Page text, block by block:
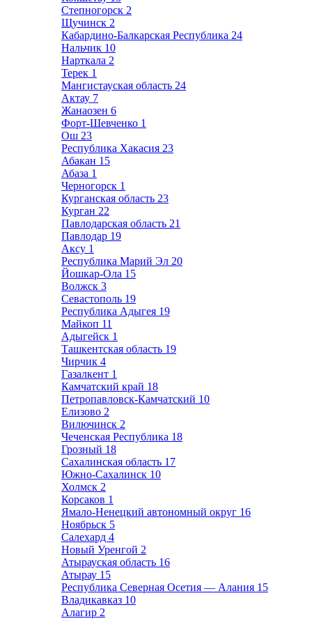
Степногорск 2
Щучинск 2
Кабардино-Балкарская Республика 24
Нальчик 10
Нарткала 2
Терек 1
Мангистауская область 24
Актау 7
Жанаозен 6
Форт-Шевченко 1
Ош 23
Республика Хакасия 23
Абакан 15
Абаза 1
Черногорск 1
Курганская область 23
Курган 22
Павлодарская область 21
Павлодар 19
Аксу 1
Республика Марий Эл 20
Йошкар-Ола 15
Волжск 3
Севастополь 19
Республика Адыгея 19
Майкоп 11
Адыгейск 1
Ташкентская область 19
Чирчик 4
Газалкент 1
Камчатский край 18
Петропавловск-Камчатский 10
Елизово 2
Вилючинск 2
Чеченская Республика 18
Грозный 18
Сахалинская область 17
Южно-Сахалинск 10
Холмск 2
Корсаков 1
Ямало-Ненецкий автономный округ 16
Ноябрьск 5
Салехард 4
Новый Уренгой 2
Атырауская область 16
Атырау 15
Республика Северная Осетия — Алания 15
Владикавказ 10
Алагир 2